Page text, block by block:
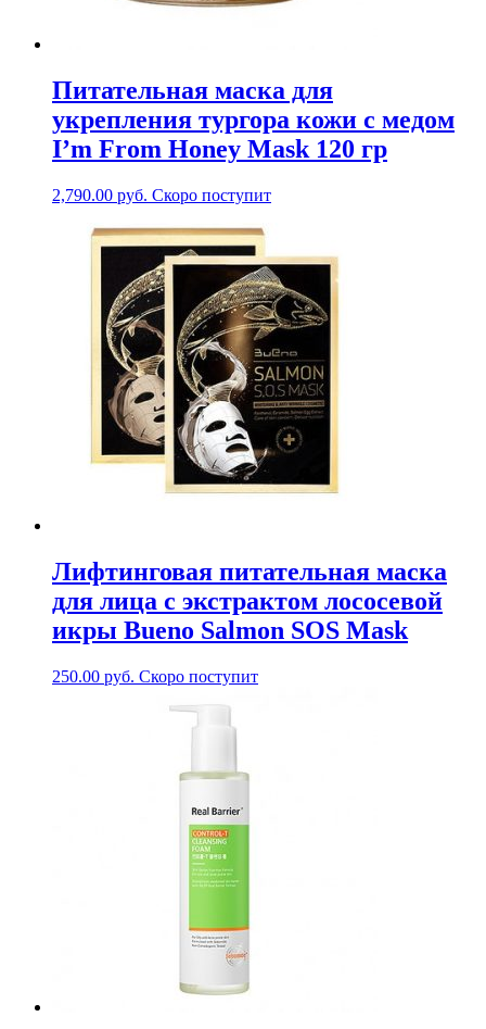
Питательная маска для
укрепления тургора кожи с медом
I’m From Honey Mask 120 гр
2,790.00 руб. Скоро поступит
Лифтинговая питательная маска
для лица с экстрактом лососевой
икры Bueno Salmon SOS Mask
250.00 руб. Скоро поступит